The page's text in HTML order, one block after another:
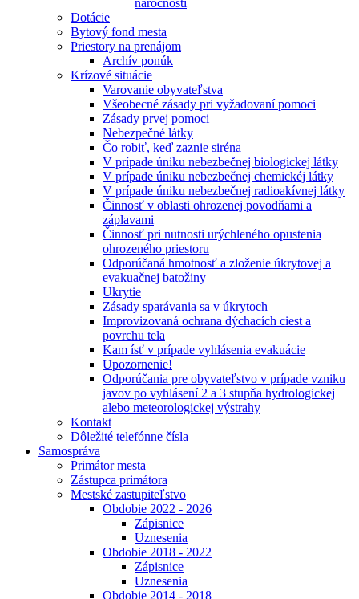
náročnosti
Dotácie
Bytový fond mesta
Priestory na prenájom
Archív ponúk
Krízové situácie
Varovanie obyvateľstva
Všeobecné zásady pri vyžadovaní pomoci
Zásady prvej pomoci
Nebezpečné látky
Čo robiť, keď zaznie siréna
V prípade úniku nebezbečnej biologickej látky
V prípade úniku nebezbečnej chemickéj látky
V prípade úniku nebezbečnej radioakívnej látky
Činnosť v oblasti ohrozenej povodňami a
záplavami
Činnosť pri nutnosti urýchleného opustenia
ohrozeného priestoru
Odporúčaná hmotnosť a zloženie úkrytovej a
evakuačnej batožiny
Ukrytie
Zásady sparávania sa v úkrytoch
Improvizovaná ochrana dýchacích ciest a
povrchu tela
Kam ísť v prípade vyhlásenia evakuácie
Upozornenie!
Odporúčania pre obyvateľstvo v prípade vzniku
javov po vyhlásení 2 a 3 stupňa hydrologickej
alebo meteorologickej výstrahy
Kontakt
Dôležité telefónne čísla
Samospráva
Primátor mesta
Zástupca primátora
Mestské zastupiteľstvo
Obdobie 2022 - 2026
Zápisnice
Uznesenia
Obdobie 2018 - 2022
Zápisnice
Uznesenia
Obdobie 2014 - 2018